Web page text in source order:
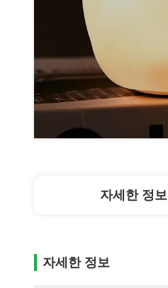
자세한 정보
자세한 정보